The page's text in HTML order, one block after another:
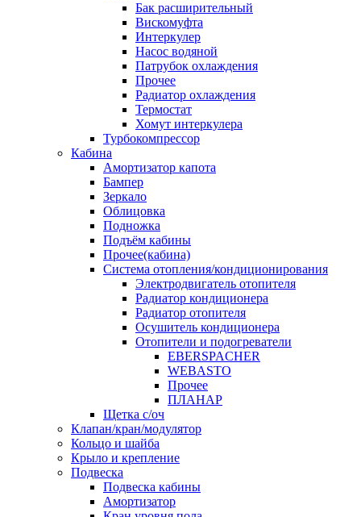
Бак расширительный
Вискомуфта
Интеркулер
Насос водяной
Патрубок охлаждения
Прочее
Радиатор охлаждения
Термостат
Хомут интеркулера
Турбокомпрессор
Кабина
Амортизатор капота
Бампер
Зеркало
Облицовка
Подножка
Подъём кабины
Прочее(кабина)
Система отопления/кондиционирования
Электродвигатель отопителя
Радиатор кондиционера
Радиатор отопителя
Осушитель кондиционера
Отопители и подогреватели
EBERSPACHER
WEBASTO
Прочее
ПЛАНАР
Щетка с/оч
Клапан/кран/модулятор
Кольцо и шайба
Крыло и крепление
Подвеска
Подвеска кабины
Амортизатор